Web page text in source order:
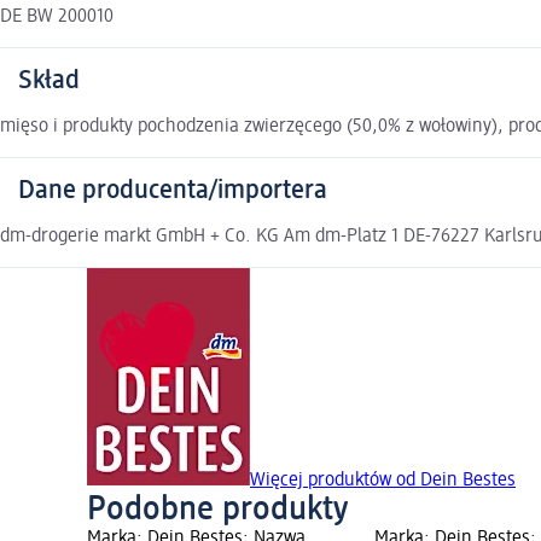
DE BW 200010
Skład
mięso i produkty pochodzenia zwierzęcego (50,0% z wołowiny),
Dane producenta/importera
dm-drogerie markt GmbH + Co. KG Am dm-Platz 1 DE-76227
Więcej produktów od Dein Bestes
Podobne produkty